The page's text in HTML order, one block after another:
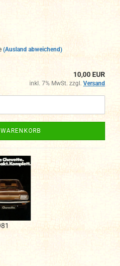
(Ausland abweichend)
10,00 EUR
inkl. 7% MwSt. zzgl. Versand